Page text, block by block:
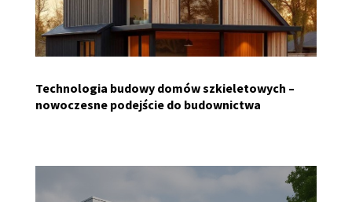
Technologia budowy domów szkieletowych –
nowoczesne podejście do budownictwa